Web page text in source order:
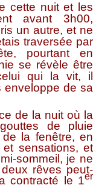
cette nuit et les
avant 3h00,
un autre, et ne
traversée par
pourtant en
se révèle être
qui la vit, il
enveloppe de sa
la nuit où la
de pluie
la fenêtre, en
et sensations, et
sommeil, je ne
rêves peut-
contracté le 1er